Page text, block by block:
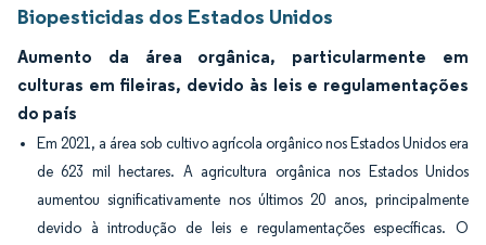
Biopesticidas dos Estados Unidos
Aumento da área orgânica, particularmente em
culturas em fileiras, devido às leis e regulamentações
do país
Em 2021, a área sob cultivo agrícola orgânico nos Estados Unidos era
de 623 mil hectares. A agricultura orgânica nos Estados Unidos
aumentou significativamente nos últimos 20 anos, principalmente
devido à introdução de leis e regulamentações específicas. O